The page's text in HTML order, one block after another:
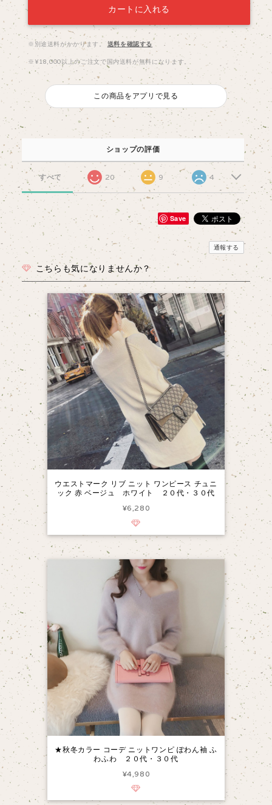
カートに入れる
※別途送料がかかります。 送料を確認する
※¥18,000以上のご注文で国内送料が無料になります。
この商品をアプリで見る
ショップの評価
すべて 20 9 4
Save
通報する
こちらも気になりませんか？
ウエストマーク リブ ニット ワンピース チュニ
ック 赤 ベージュ ホワイト ２０代・３０代
¥6,280
★秋冬カラー コーデ ニットワンピ ぽわん袖 ふ
わふわ ２０代・３０代
¥4,980